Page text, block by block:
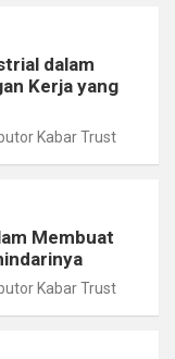
dalam
Kerja yang
Kabar Trust
Membuat
Kabar Trust